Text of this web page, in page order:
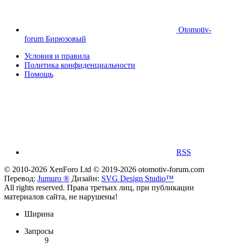
Otomotiv-
forum Бирюзовый
Условия и правила
Политика конфиденциальности
Помощь
RSS
© 2010-2026 XenForo Ltd © 2019-2026 otomotiv-forum.com
Перевод: Jumuro ® Дизайн: SVG Design Studio™
All rights reserved. Права третьих лиц, при публикации
материалов сайта, не нарушены!
Ширина
Запросы
9